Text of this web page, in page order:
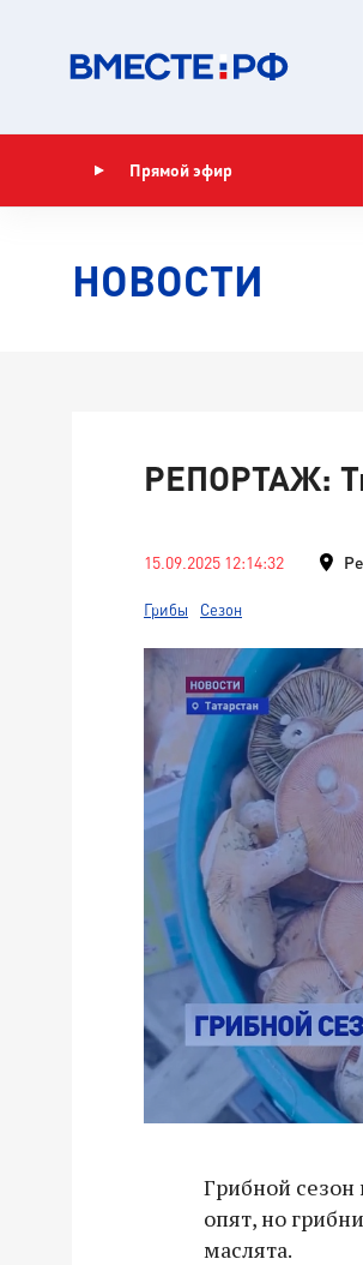
Прямой эфир
НОВОСТИ
РЕПОРТАЖ:
15.09.2025 12:14:32
Грибы Сезон
Грибной сезон
опят, но
маслята.